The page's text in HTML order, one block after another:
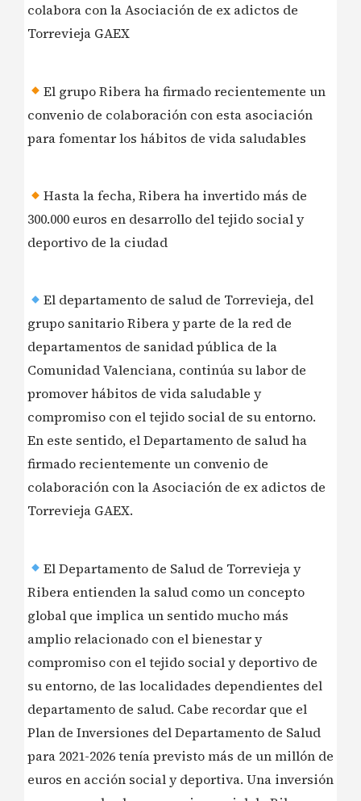
colabora con la Asociación de ex adictos de
Torrevieja GAEX
El grupo Ribera ha firmado recientemente un
convenio de colaboración con esta asociación
para fomentar los hábitos de vida saludables
Hasta la fecha, Ribera ha invertido más de
300.000 euros en desarrollo del tejido social y
deportivo de la ciudad
El departamento de salud de Torrevieja, del
grupo sanitario Ribera y parte de la red de
departamentos de sanidad pública de la
Comunidad Valenciana, continúa su labor de
promover hábitos de vida saludable y
compromiso con el tejido social de su entorno.
En este sentido, el Departamento de salud ha
firmado recientemente un convenio de
colaboración con la Asociación de ex adictos de
Torrevieja GAEX.
El Departamento de Salud de Torrevieja y
Ribera entienden la salud como un concepto
global que implica un sentido mucho más
amplio relacionado con el bienestar y
compromiso con el tejido social y deportivo de
su entorno, de las localidades dependientes del
departamento de salud. Cabe recordar que el
Plan de Inversiones del Departamento de Salud
para 2021-2026 tenía previsto más de un millón de
euros en acción social y deportiva. Una inversión